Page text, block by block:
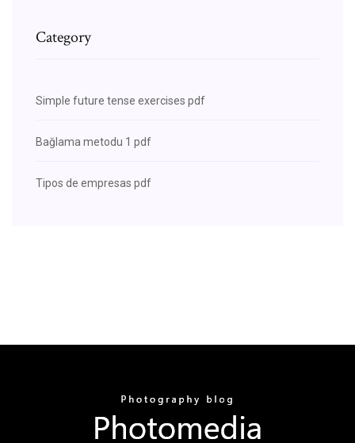
Category
Simple future tense exercises pdf
Bağlama metodu 1 pdf
Tipos de empresas pdf